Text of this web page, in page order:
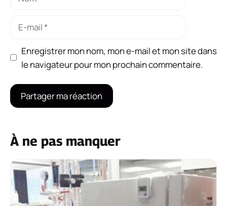
Enregistrer mon nom, mon e-mail et mon site dans
le navigateur pour mon prochain commentaire.
À ne pas manquer